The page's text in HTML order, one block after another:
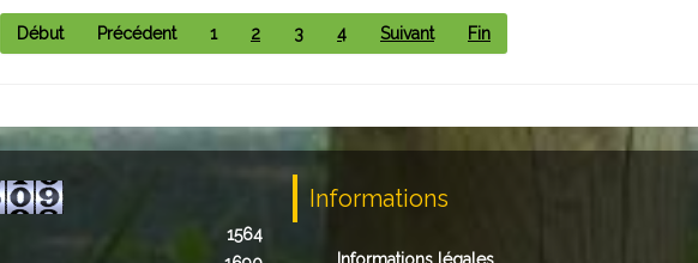
Début Précédent 1 2 3 4 Suivant Fin
1564
Informations